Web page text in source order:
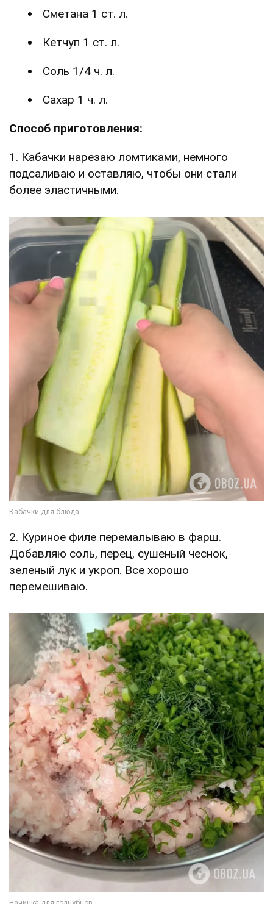
Сметана 1 ст. л.
Кетчуп 1 ст. л.
Соль 1/4 ч. л.
Сахар 1 ч. л.
Способ приготовления:
1. Кабачки нарезаю ломтиками, немного
подсаливаю и оставляю, чтобы они стали
более эластичными.
2. Куриное филе перемалываю в фарш.
Добавляю соль, перец, сушеный чеснок,
зеленый лук и укроп. Все хорошо
перемешиваю.